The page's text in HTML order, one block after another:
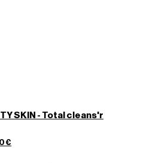
SKIN - Total cleans'r
€